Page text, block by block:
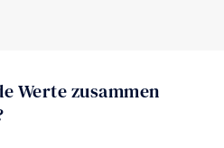
Werte zusammen